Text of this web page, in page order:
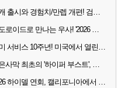
신캐 출시와 경험치/만렙 개편! 검사 2026 하이델 연회 모아보기
넨도로이드로 만나는 우사! '2026 하이델 연회' 막바지 깜짝 공개
북미 서비스 10주년! 미국에서 열린 '검은사막 하이델 연회'
검은사막 최초의 '하이퍼 부스트', 직접 해봤습니다
2026 하이델 연회, 캘리포니아에서 개최